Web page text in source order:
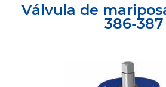
Válvula de
386-387